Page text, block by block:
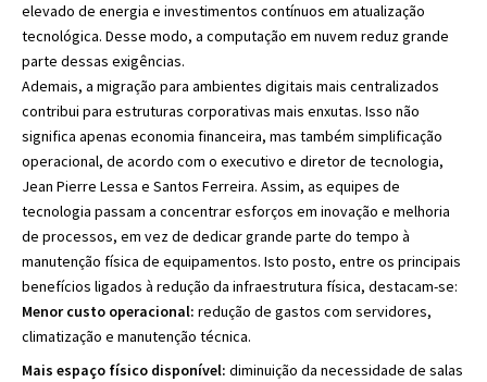
elevado de energia e investimentos contínuos em atualização
tecnológica. Desse modo, a computação em nuvem reduz grande
parte dessas exigências.
Ademais, a migração para ambientes digitais mais centralizados
contribui para estruturas corporativas mais enxutas. Isso não
significa apenas economia financeira, mas também simplificação
operacional, de acordo com o executivo e diretor de tecnologia,
Jean Pierre Lessa e Santos Ferreira. Assim, as equipes de
tecnologia passam a concentrar esforços em inovação e melhoria
de processos, em vez de dedicar grande parte do tempo à
manutenção física de equipamentos. Isto posto, entre os principais
benefícios ligados à redução da infraestrutura física, destacam-se:
Menor custo operacional: redução de gastos com servidores,
climatização e manutenção técnica.
Mais espaço físico disponível: diminuição da necessidade de salas